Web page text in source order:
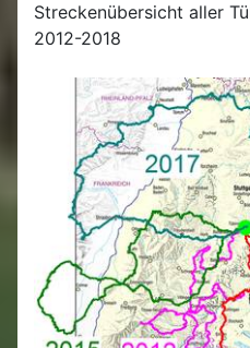
Streckenübersicht aller
2012-2018